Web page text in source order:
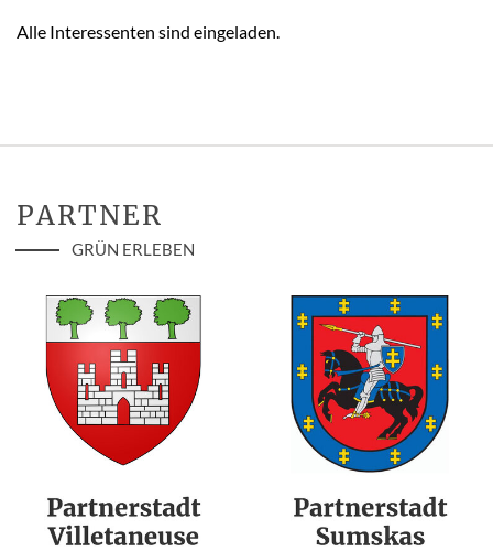
Alle Interessenten sind eingeladen.
PARTNER
GRÜN ERLEBEN